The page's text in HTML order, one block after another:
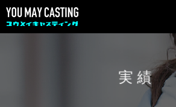
実 績